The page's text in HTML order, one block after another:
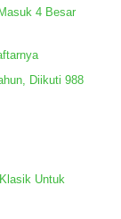
4 Besar
Diikuti 988
Untuk